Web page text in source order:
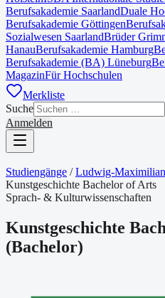
Berufsakademie SaarlandDuale
Berufsakademie Göttingen
Sozialwesen SaarlandBrüder
HanauBerufsakademie Hamburg
Berufsakademie (BA) Lüneburg
MagazinFür Hochschulen
Merkliste
Suche
Anmelden
Studiengänge / Ludwig-
Kunstgeschichte Bachelor of Arts
Sprach- & Kulturwissenschaften
Kunstgeschichte
(Bachelor)